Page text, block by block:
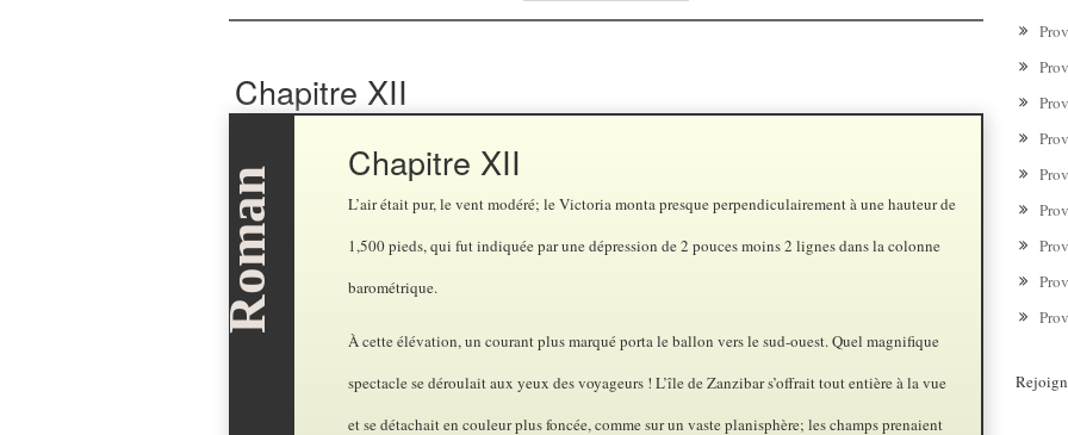
Chapitre XII
Chapitre XII
L’air était pur, le vent modéré; le Victoria monta presque perpendiculairement à une hauteur de
1,500 pieds, qui fut indiquée par une dépression de 2 pouces moins 2 lignes dans la colonne
barométrique.
À cette élévation, un courant plus marqué porta le ballon vers le sud-ouest. Quel magnifique
spectacle se déroulait aux yeux des voyageurs ! L’île de Zanzibar s’offrait tout entière à la vue
et se détachait en couleur plus foncée, comme sur un vaste planisphère; les champs prenaient